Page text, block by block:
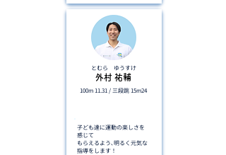
とむら ゆうすけ
外村 祐輔
100m 11.31 / 三段跳 15m24
子ども達に運動の楽しさを
感じて
もらえるよう､明るく元気な
指導をします！